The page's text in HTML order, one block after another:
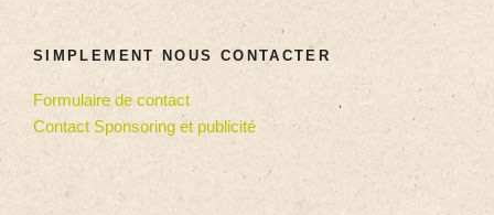
SIMPLEMENT NOUS CONTACTER
Formulaire de contact
Contact Sponsoring et publicité